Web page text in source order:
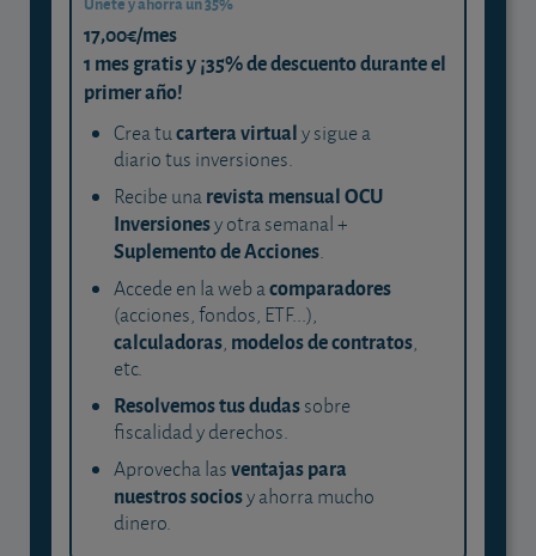
17,00€/mes
1 mes gratis y ¡35% de descuento durante el
primer año!
Crea tucartera virtualy sigue a
diario tus inversiones.
Recibe unarevista mensual OCU
Inversionesy otra semanal +
Suplemento de Acciones.
Accede en la web acomparadores
(acciones, fondos, ETF...),
calculadoras, modelos de contratos,
etc.
Resolvemos tus dudassobre
fiscalidad y derechos.
Aprovecha lasventajas para
nuestros sociosy ahorra mucho
dinero.